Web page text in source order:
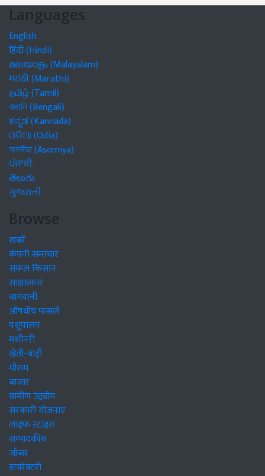
Languages
English
हिंदी (Hindi)
മലയാളം (Malayalam)
मराठी (Marathi)
தமிழ் (Tamil)
বাঙালি (Bengali)
ಕನ್ನಡ (Kannada)
ଓଡିଆ (Odia)
অসমীয়া (Asomiya)
ਪੰਜਾਬੀ
తెలుగు
ગુજરાતી
Browse
खबरें
कंपनी समाचार
सफल किसान
साक्षात्कार
बागवानी
औषधीय फसलें
पशुपालन
मशीनरी
खेती-बाड़ी
मौसम
बाजार
ग्रामीण उद्द्योग
सरकारी योजनाएं
लाइफ स्टाइल
सम्पादकीय
जॉब्स
डायरेक्टरी